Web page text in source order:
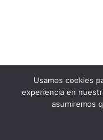
Usamos cookies
experiencia en
asumiremos